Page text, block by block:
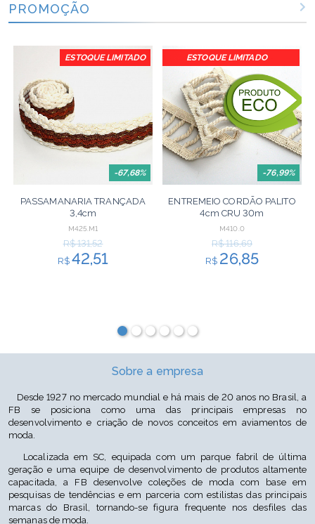
PROMOÇÃO
ESTOQUE LIMITADO
-67,68%
PASSAMANARIA TRANÇADA
3,4cm
CHAMPAGNE/MARROM/OURO/CONHAQUE
20m
M425.M1
R$ 131,52
R$ 42,51
ESTOQUE LIMITADO
-76,99%
ENTREMEIO CORDÃO PALITO
4cm CRU 30m
M410.0
R$ 116,69
R$ 26,85
Sobre a empresa
Desde 1927 no mercado mundial e há mais de 20 anos no Brasil, a
FB se posiciona como uma das principais empresas no
desenvolvimento e criação de novos conceitos em aviamentos de
moda.
Localizada em SC, equipada com um parque fabril de última
geração e uma equipe de desenvolvimento de produtos altamente
capacitada, a FB desenvolve coleções de moda com base em
pesquisas de tendências e em parceria com estilistas das principais
marcas do Brasil, tornando-se figura frequente nos desfiles das
semanas de moda.